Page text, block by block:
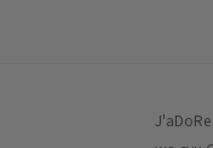
J'aDoRe